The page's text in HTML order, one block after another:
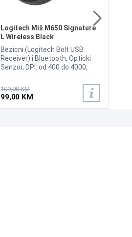
Logitech Miš M650 Signature
L Wireless Black
Bezicni (Logitech Bolt USB
Receiver) i Bluetooth, Opticki
Senzor, DPI: od 400 do 4000,
SmartWheel scrolling that
delivers precision
109,00 KM
99,00 KM